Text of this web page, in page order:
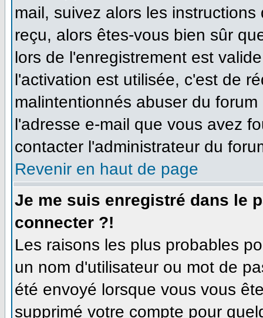
mail, suivez alors les
reçu, alors êtes-vous bien sûr
lors de l'enregistrement est
l'activation est utilisée, c'est de
malintentionnés abuser du
l'adresse e-mail que vous avez
contacter l'administrateur du
Revenir en haut de page
Je me suis enregistré dans le
connecter ?!
Les raisons les plus probables
un nom d'utilisateur ou mot de
été envoyé lorsque vous vous
supprimé votre compte pour